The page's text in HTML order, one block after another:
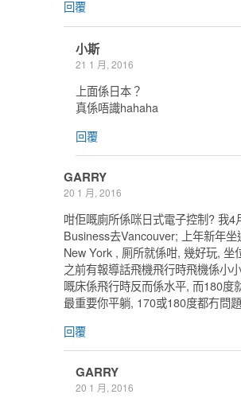
回覆
小斯
21 1 月, 2016
上面係日本？
真係唔識hahaha
回覆
GARRY
20 1 月, 2016
咁佢嘅廁所係咪日式電子控制? 我4
Business去Vancouver; 上年新年
New York , 厠所就係咁, 幾好玩, 坐
之前有報導話飛機飛行時飛機係小
嘅床係飛行時反而係水平, 而180度
最重要你平躺, 170或180度都冇問題
回覆
GARRY
20 1 月, 2016